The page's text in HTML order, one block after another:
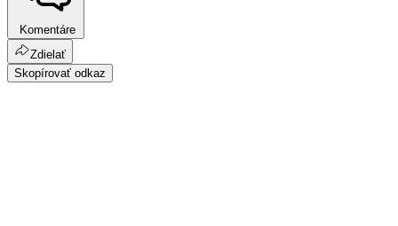
Komentáre
Zdielať
Skopírovať odkaz